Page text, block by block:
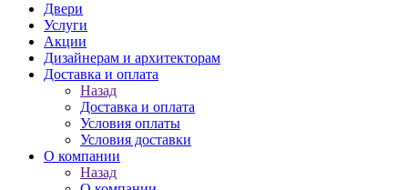
Двери
Услуги
Акции
Дизайнерам и архитекторам
Доставка и оплата
Назад
Доставка и оплата
Условия оплаты
Условия доставки
О компании
Назад